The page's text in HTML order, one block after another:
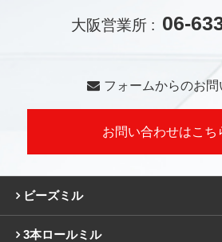
大阪営業所 : 06-
フォームからのお
お問い合わせはこち
ビーズミル
3本ロールミル